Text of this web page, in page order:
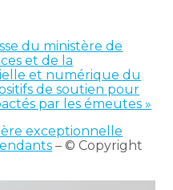
du ministère de
et de la
et numérique du
de soutien pour
par les émeutes »
exceptionnelle
– © Copyright